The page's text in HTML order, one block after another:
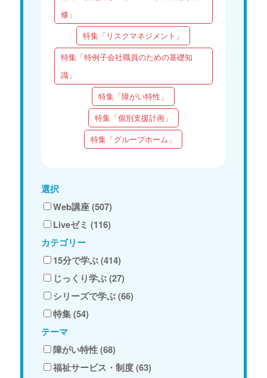
修」
特集「リスクマネジメント」
特集「特例子会社職員のための基礎知
識」
特集「障がい特性」
特集「個別支援計画」
特集「グループホーム」
選択
Web講座 (507)
Liveゼミ (116)
カテゴリー
15分で学ぶ (414)
じっくり学ぶ (27)
シリーズで学ぶ (66)
特集 (54)
テーマ
障がい特性 (68)
福祉サービス・制度 (63)